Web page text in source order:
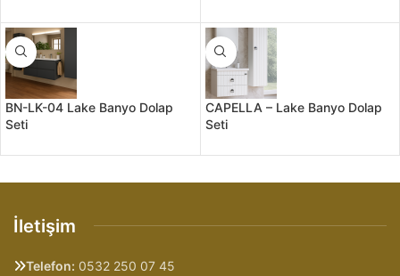
BN-LK-04 Lake Banyo Dolap
Seti
CAPELLA – Lake Banyo Dolap
Seti
İletişim
Telefon: 0532 250 07 45